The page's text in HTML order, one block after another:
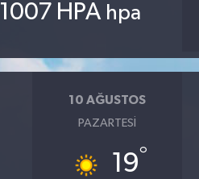
1007 HPA hpa
10 AĞUSTOS
PAZARTESI
19°